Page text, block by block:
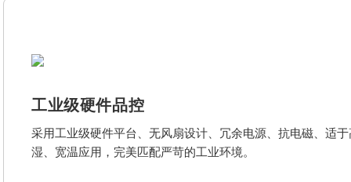
工业级硬件品控
采用工业级硬件平台、无风扇设计、冗余电源、抗电磁、适于
湿、宽温应用，完美匹配严苛的工业环境。